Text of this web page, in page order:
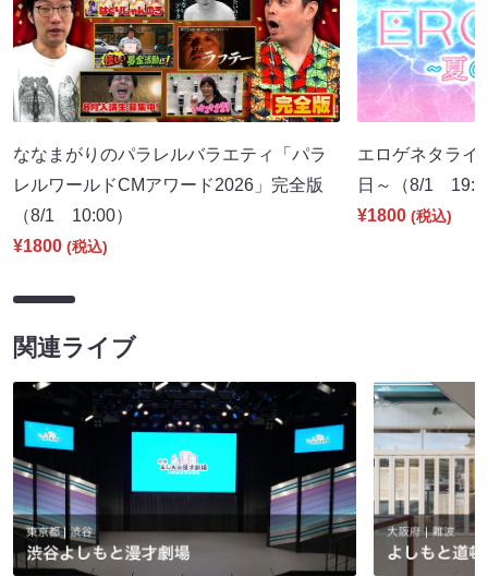
ななまがりのパラレルバラエティ「パラ
レルワールドCMアワード2026」完全版
（8/1 10:00）
¥1800 (税込)
エロゲネタライ
日～（8/1
¥1800 (税込)
関連ライブ